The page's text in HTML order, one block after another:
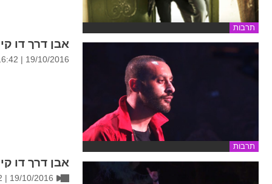
תרבות
תרבות
אבן דרך דו
19/10/2016 | 16:42
אבן דרך דו
19/10/2016 | 16:32